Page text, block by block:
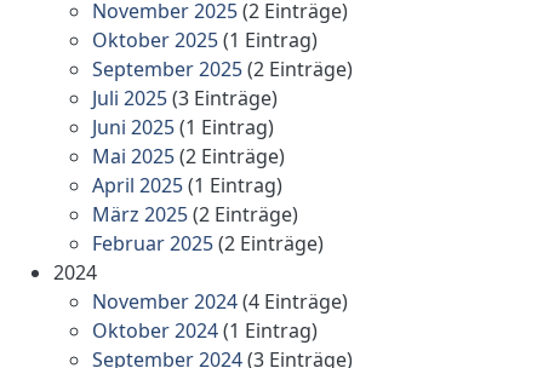
November 2025(2 Einträge)
Oktober 2025(1 Eintrag)
September 2025(2 Einträge)
Juli 2025(3 Einträge)
Juni 2025(1 Eintrag)
Mai 2025(2 Einträge)
April 2025(1 Eintrag)
März 2025(2 Einträge)
Februar 2025(2 Einträge)
2024
November 2024(4 Einträge)
Oktober 2024(1 Eintrag)
September 2024(3 Einträge)